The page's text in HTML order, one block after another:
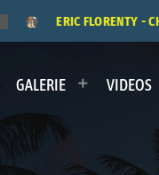
ERIC FLORENTY - CHÉRI
GALERIE VIDEOS